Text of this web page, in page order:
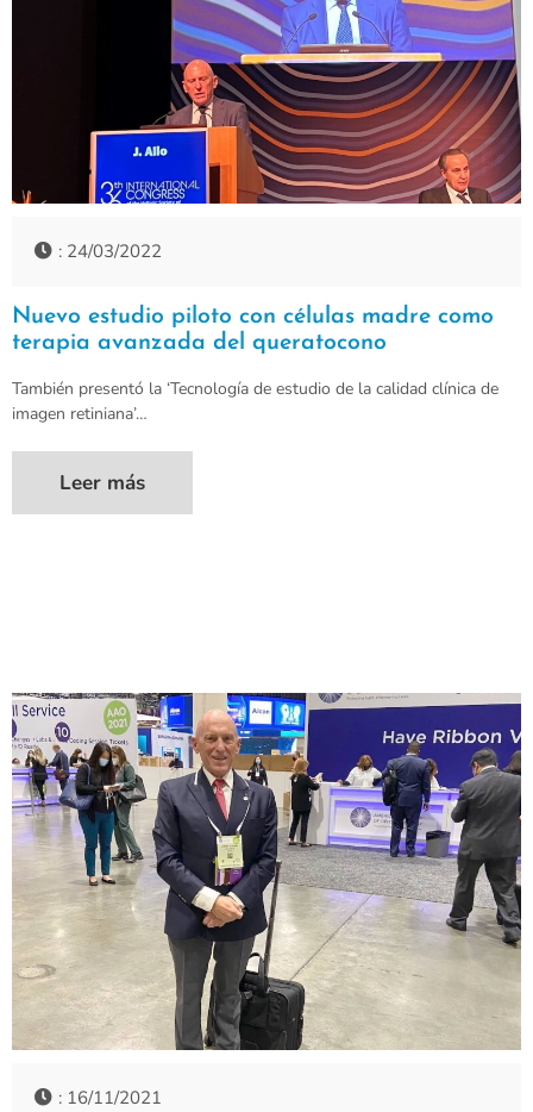
: 24/03/2022
Nuevo estudio piloto con células madre como
terapia avanzada del queratocono
También presentó la ‘Tecnología de estudio de la calidad clínica de
imagen retiniana’…
Leer más
: 16/11/2021